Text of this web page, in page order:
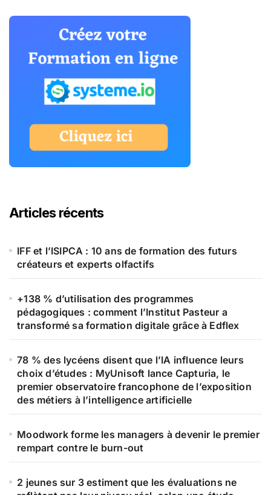
Articles récents
IFF et l’ISIPCA : 10 ans de formation des futurs
créateurs et experts olfactifs
+138 % d’utilisation des programmes
pédagogiques : comment l’Institut Pasteur a
transformé sa formation digitale grâce à Edflex
78 % des lycéens disent que l’IA influence leurs
choix d’études : MyUnisoft lance Capturia, le
premier observatoire francophone de l’exposition
des métiers à l’intelligence artificielle
Moodwork forme les managers à devenir le premier
rempart contre le burn-out
2 jeunes sur 3 estiment que les évaluations ne